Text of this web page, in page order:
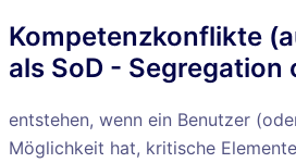
Kompetenzkonflikte
als SoD - Segregation
entstehen, wenn ein Benutzer
Möglichkeit hat, kritische